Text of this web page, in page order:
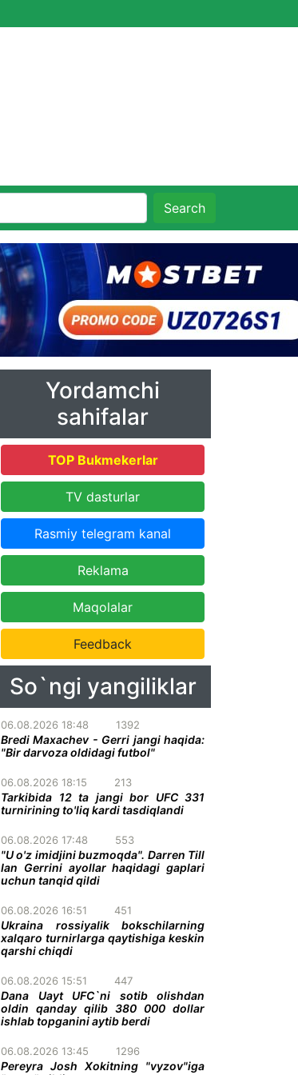
Search
Yordamchi
sahifalar
TOP Bukmekerlar
TV dasturlar
Rasmiy telegram kanal
Reklama
Maqolalar
Feedback
So`ngi yangiliklar
06.08.2026 18:48 1392
Bredi Maxachev - Gerri jangi haqida:
"Bir darvoza oldidagi futbol"
06.08.2026 18:15 213
Tarkibida 12 ta jangi bor UFC 331
turnirining to'liq kardi tasdiqlandi
06.08.2026 17:48 553
"U o'z imidjini buzmoqda". Darren Till
Ian Gerrini ayollar haqidagi gaplari
uchun tanqid qildi
06.08.2026 16:51 451
Ukraina rossiyalik bokschilarning
xalqaro turnirlarga qaytishiga keskin
qarshi chiqdi
06.08.2026 15:51 447
Dana Uayt UFC`ni sotib olishdan
oldin qanday qilib 380 000 dollar
ishlab topganini aytib berdi
06.08.2026 13:45 1296
Pereyra Josh Xokitning "vyzov"iga